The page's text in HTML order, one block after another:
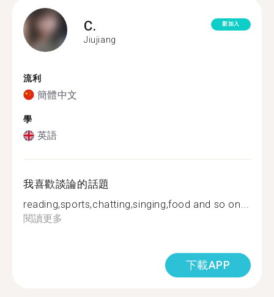
C.
Jiujiang
新加入
流利
簡體中文
學
英語
我喜歡談論的話題
reading,sports,chatting,singing,food and so on...
閱讀更多
下載APP